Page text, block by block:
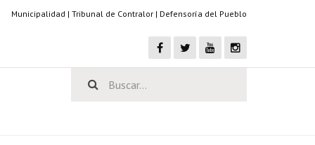
Municipalidad | Tribunal de Contralor | Defensoría del Pueblo